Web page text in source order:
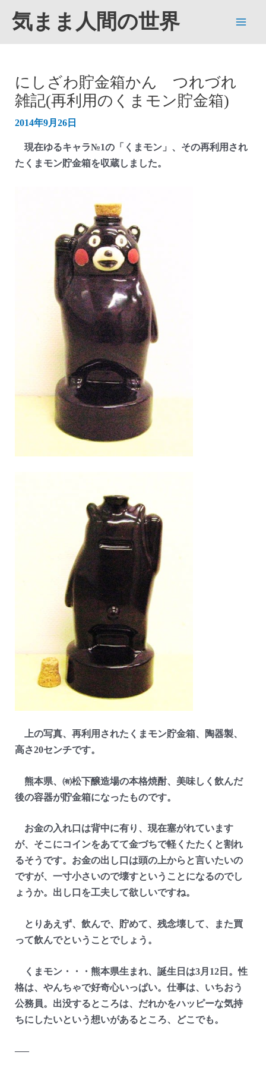
気まま人間の世界
にしざわ貯金箱かん つれづれ
雑記(再利用のくまモン貯金箱)
2014年9月26日
現在ゆるキャラ№1の「くまモン」、その再利用され
たくまモン貯金箱を収蔵しました。
上の写真、再利用されたくまモン貯金箱、陶器製、
高さ20センチです。
熊本県、㈲松下醸造場の本格焼酎、美味しく飲んだ
後の容器が貯金箱になったものです。
お金の入れ口は背中に有り、現在塞がれています
が、そこにコインをあてて金づちで軽くたたくと割れ
るそうです。お金の出し口は頭の上からと言いたいの
ですが、一寸小さいので壊すということになるのでし
ょうか。出し口を工夫して欲しいですね。
とりあえず、飲んで、貯めて、残念壊して、また買
って飲んでということでしょう。
くまモン・・・熊本県生まれ、誕生日は3月12日。性
格は、やんちゃで好奇心いっぱい。仕事は、いちおう
公務員。出没するところは、だれかをハッピーな気持
ちにしたいという想いがあるところ、どこでも。
—–